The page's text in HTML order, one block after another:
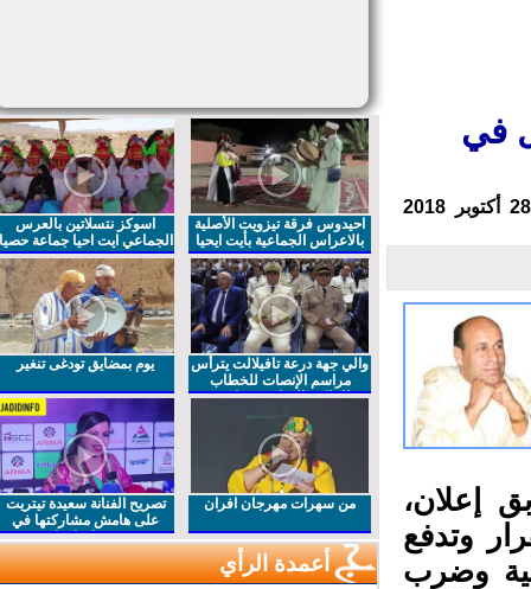
في
إعلان،
وتدفع
وضرب
احيدوس فرقة تيزويت الأصلية
بالاعراس الجماعية بأيت ايحيا
اسوكز نتسلاتين بالعرس
الجماعي ايت احيا جماعة حصيا
والي جهة درعة تافيلالت يترأس
مراسم الإنصات للخطاب
الملكي السامي بمناسبة
يوم بمضايق تودغى تنغير
من سهرات مهرجان افران
تصريح الفنانة سعيدة تيتريت
على هامش مشاركتها في
مهرجان افران
أعمدة الرأي